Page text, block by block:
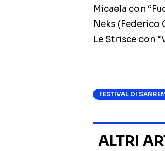
Micaela con
Neks (Federico
Le Strisce con
FESTIVAL DI
ALTRI